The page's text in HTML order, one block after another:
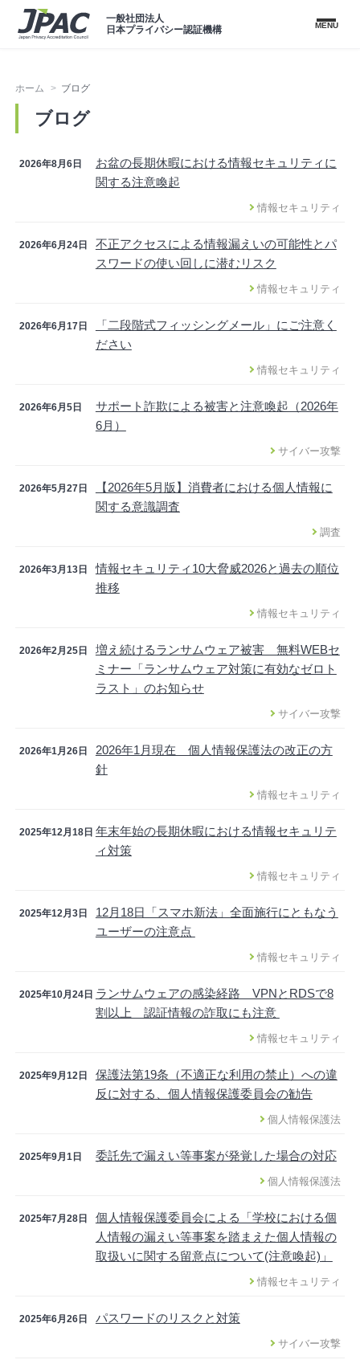
一般社団法人
日本プライバシー認証機構
MENU
ホーム ブログ
ブログ
2026年8月6日
お盆の長期休暇における情報セキュリティに
関する注意喚起
情報セキュリティ
2026年6月24日
不正アクセスによる情報漏えいの可能性とパ
スワードの使い回しに潜むリスク
情報セキュリティ
2026年6月17日
「二段階式フィッシングメール」にご注意く
ださい
情報セキュリティ
2026年6月5日
サポート詐欺による被害と注意喚起（2026年
6月）
サイバー攻撃
2026年5月27日
【2026年5月版】消費者における個人情報に
関する意識調査
調査
2026年3月13日
情報セキュリティ10大脅威2026と過去の順位
推移
情報セキュリティ
2026年2月25日
増え続けるランサムウェア被害 無料WEBセ
ミナー「ランサムウェア対策に有効なゼロト
ラスト」のお知らせ
サイバー攻撃
2026年1月26日
2026年1月現在 個人情報保護法の改正の方
針
情報セキュリティ
2025年12月18日 年末年始の長期休暇における情報セキュリテ
ィ対策
情報セキュリティ
2025年12月3日
12月18日「スマホ新法」全面施行にともなう
ユーザーの注意点
情報セキュリティ
2025年10月24日 ランサムウェアの感染経路 VPNとRDSで8
割以上 認証情報の詐取にも注意
情報セキュリティ
2025年9月12日
保護法第19条（不適正な利用の禁止）への違
反に対する、個人情報保護委員会の勧告
個人情報保護法
2025年9月1日 委託先で漏えい等事案が発覚した場合の対応
個人情報保護法
2025年7月28日
個人情報保護委員会による「学校における個
人情報の漏えい等事案を踏まえた個人情報の
取扱いに関する留意点について(注意喚起)」
情報セキュリティ
2025年6月26日 パスワードのリスクと対策
サイバー攻撃